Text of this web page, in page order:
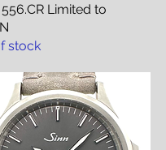
Quick View
Limited to
stock